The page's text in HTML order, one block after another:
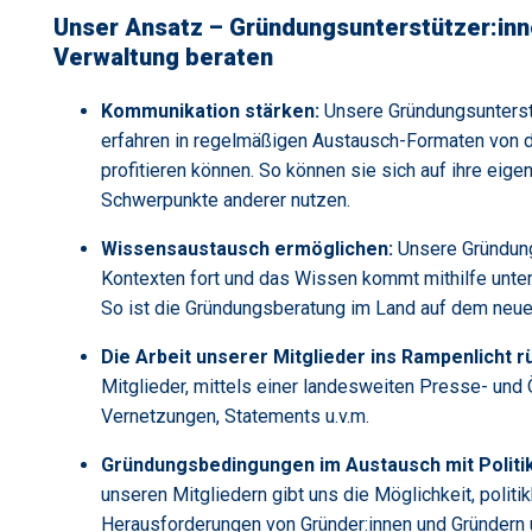
Unser Ansatz –
Verwaltung beraten
Kommunikation stärken: Unsere
erfahren in regelmäßigen Austausch-Formaten von
profitieren können. So können sie sich auf ihre
Schwerpunkte anderer nutzen.
Wissensaustausch ermöglichen: Unsere
Kontexten fort und das Wissen kommt mithilfe
So ist die Gründungsberatung im Land auf dem
Die Arbeit unserer Mitglieder ins Rampenlicht
Mitglieder, mittels einer landesweiten Presse-
Vernetzungen, Statements u.v.m.
Gründungsbedingungen im Austausch mit
unseren Mitgliedern gibt uns die Möglichkeit,
Herausforderungen von Gründer:innen und